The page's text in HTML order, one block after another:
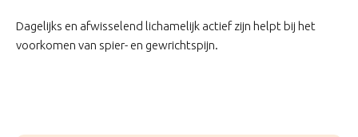
Dagelijks en afwisselend lichamelijk actief zijn helpt bij het
voorkomen van spier- en gewrichtspijn.